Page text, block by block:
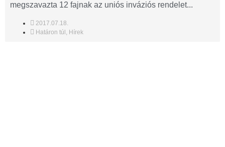
megszavazta 12 fajnak az uniós inváziós rendelet...
2017.07.18.
Határon túl Hírek